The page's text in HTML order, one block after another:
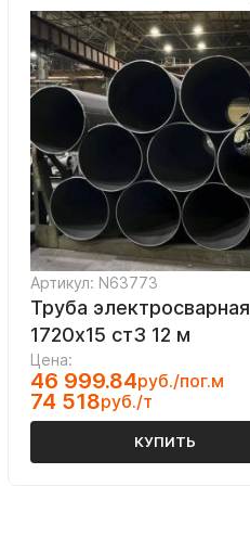
Артикул: N63773
Труба электросварная
1720х15 ст3 12 м
Цена:
46 999.84руб./пог.м
74 518руб./т
КУПИТЬ